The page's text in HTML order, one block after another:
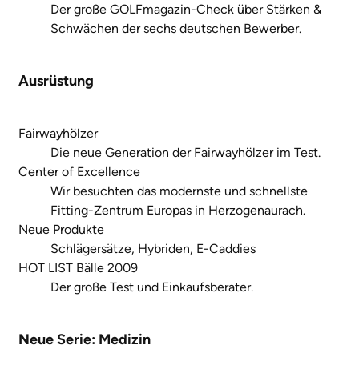
Der große GOLFmagazin-Check über Stärken &
Schwächen der sechs deutschen Bewerber.
Ausrüstung
Fairwayhölzer
Die neue Generation der Fairwayhölzer im Test.
Center of Excellence
Wir besuchten das modernste und schnellste
Fitting-Zentrum Europas in Herzogenaurach.
Neue Produkte
Schlägersätze, Hybriden, E-Caddies
HOT LIST Bälle 2009
Der große Test und Einkaufsberater.
Neue Serie: Medizin